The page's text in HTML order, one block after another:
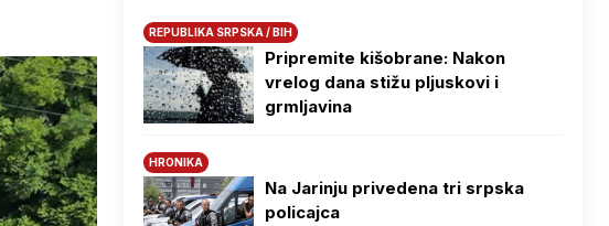
REPUBLIKA SRPSKA / BIH
Pripremite kišobrane: Nakon
vrelog dana stižu pljuskovi i
grmljavina
HRONIKA
Na Јarinju privedena tri srpska
policajca